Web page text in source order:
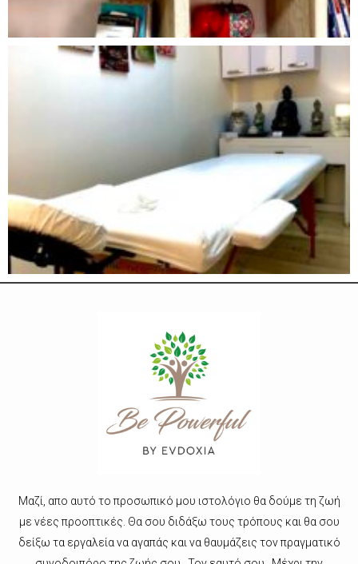
Μαζί, απο αυτό το προσωπικό μου ιστολόγιο θα δούμε τη ζωή
με νέες προοπτικές. Θα σου διδάξω τους τρόπους και θα σου
δείξω τα εργαλεία να αγαπάς και να θαυμάζεις τον πραγματικό